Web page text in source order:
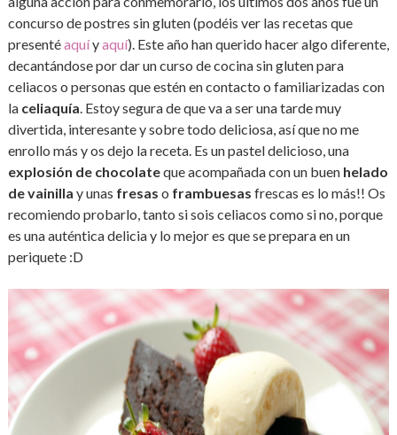
concurso de postres sin gluten (podéis ver las recetas que
presentéaquíyaquí). Este año han querido hacer algo diferente,
decantándose por dar un curso de cocina sin gluten para
celiacos o personas que estén en contacto o familiarizadas con
la celiaquía. Estoy segura de que va a ser una tarde muy
divertida, interesante y sobre todo deliciosa, así que no me
enrollo más y os dejo la receta. Es un pastel delicioso, una
explosión de chocolateque acompañada con un buen helado
de vainilla y unas fresas o frambuesas frescas es lo más!! Os
recomiendo probarlo, tanto si sois celiacos como si no, porque
es una auténtica delicia y lo mejor es que se prepara en un
periquete :D